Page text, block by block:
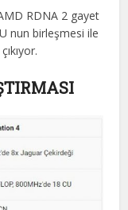
RDNA 2 gayet
nun birleşmesi ile